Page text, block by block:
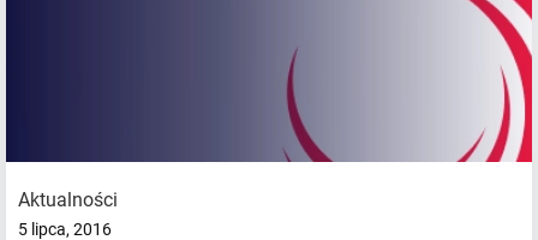
Aktualności
5 lipca, 2016